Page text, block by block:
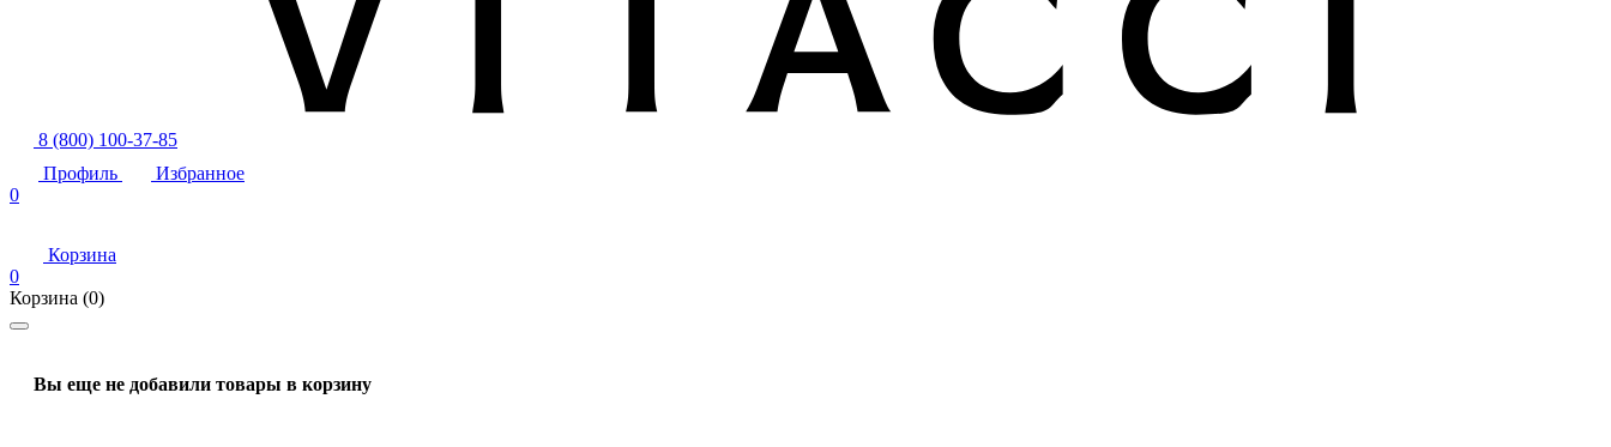
8 (800) 100-37-85
Профиль
Избранное
0
Корзина
0
Корзина (0)
Вы еще не добавили товары в корзину